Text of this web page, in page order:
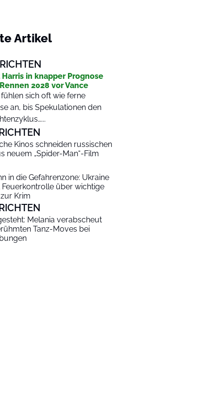
Artikel
Harris in knapper Prognose
2028 vor Vance
sich oft wie ferne
an, bis Spekulationen den
Kinos schneiden russischen
neuem „Spider-Man“-Film
in die Gefahrenzone: Ukraine
über wichtige
Krim
Melania verabscheut
Tanz-Moves bei